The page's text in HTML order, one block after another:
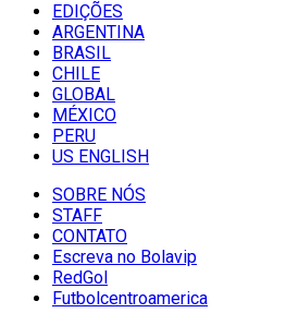
EDIÇÕES
ARGENTINA
BRASIL
CHILE
GLOBAL
MÉXICO
PERU
US ENGLISH
SOBRE NÓS
STAFF
CONTATO
Escreva no Bolavip
RedGol
Futbolcentroamerica